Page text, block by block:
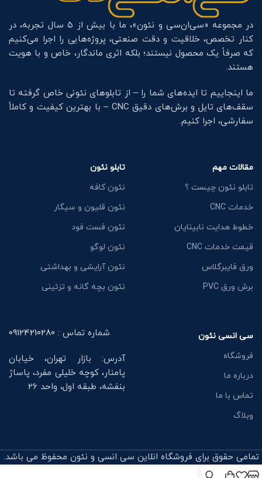
در مجموعه «سی‌ان‌سی و نئون»، ما با بیش از ۵ سال تجربه، در
کنار تخصص، خلاقیت و دقت صنعتی، پروژه‌هایی را اجرا می‌کنیم
که صرفاً یک محصول نیستند؛ بلکه اثری ماندگار، خاص و با هویت
هستند.
ما اینجاییم تا ایده‌های شما را – از تابلوهای نئونی خاص گرفته تا
سقف‌های تایل و برش‌های دقیق CNC – با بهترین کیفیت و کاملاً
سفارشی، اجرا کنیم.
مقالات مهم
تابلو نئون چیست ؟
خدمات CNC
خطوط هدایت نابینایان
قیمت خدمات CNC
ورق فایبرگلاس
برش ورق PVC
تابلو نئون
نئون کافه
نئون قلیون و سیگار
نئون فست فود
نئون لوگو
نئون آرایشی و بهداشتی
نئون بچه گانه و تزئینی
سی انسی نئون
فروشگاه
درباره ما
تماس با ما
وبلاگ
شماره تماس : 09124210280
آدرس: بازار تهران، خیابان
پامنار، کوچه خلیلی مفرد، پاساژ
بنفشه، طبقه اول، واحد 26
تمامی حقوق برای فروشگاه انلاین سی انسی و نئون محفوظ می باشد.